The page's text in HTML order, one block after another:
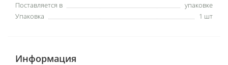
Поставляется в
упаковке
Упаковка
1 шт
Информация